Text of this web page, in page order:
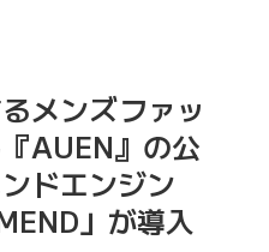
メンズファッ
AUEN』の公
ドエンジン
」が導入